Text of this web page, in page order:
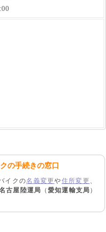
の手続きの窓口
イクの名義変更や住所変更 、
古屋陸運局 （愛知運輸支局 ）